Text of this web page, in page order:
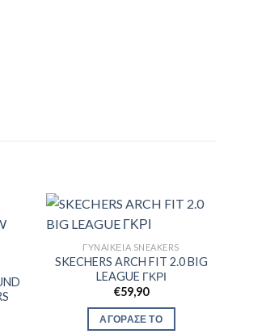
ΓΥΝΑΙΚΕΊΑ SNEAKERS
SKECHERS ARCH FIT 2.0 BIG
LEAGUE ΓΚΡΙ
€59,90
ΑΓΟΡΑΣΕ ΤΟ